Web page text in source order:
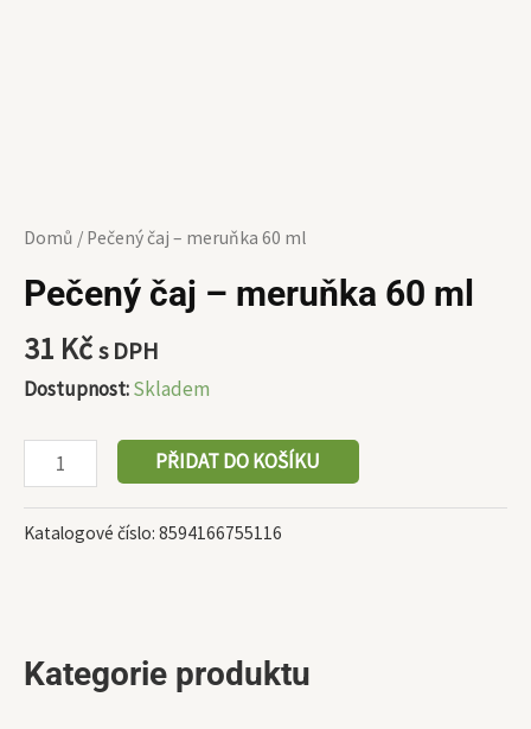
Kategorie produktu
Domů / Pečený čaj – meruňka 60 ml
Pečený čaj – meruňka 60 ml
31 Kčs DPH
Dostupnost:Skladem
PŘIDAT DO KOŠÍKU
Katalogové číslo: 8594166755116